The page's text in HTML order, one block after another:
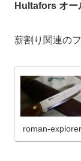
Hultafors オー
薪割り関連の
roman-